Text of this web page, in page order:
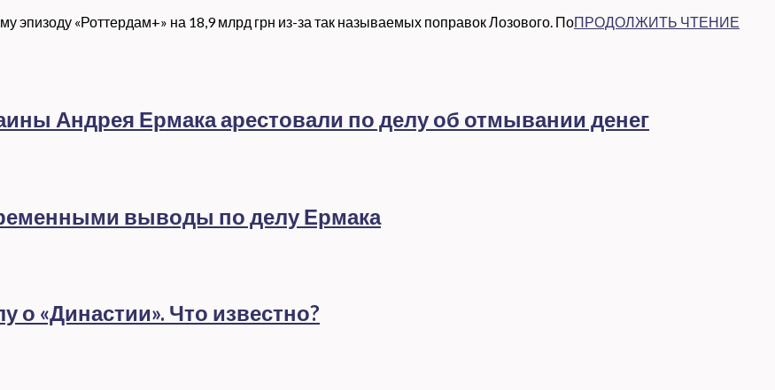
«Роттердам+» на 18,9 млрд грн из-за так называемых поправок Лозового. ПоПРОДОЛЖИТЬ ЧТЕНИЕ
Андрея Ермака арестовали по делу об отмывании денег
выводы по делу Ермака
«Династии». Что известно?